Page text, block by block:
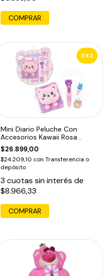
COMPRAR
3X2
Mini Diario Peluche Con
Accesorios Kawaii Rosa
Kawaii Mini Play
$26.899,00
$24.209,10 con Transferencia o
depósito
3 cuotas sin interés de
$8.966,33